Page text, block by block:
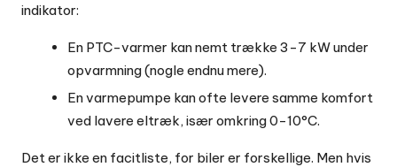
indikator:
En PTC-varmer kan nemt trække 3-7 kW under
opvarmning (nogle endnu mere).
En varmepumpe kan ofte levere samme komfort
ved lavere eltræk, især omkring 0-10°C.
Det er ikke en facitliste, for biler er forskellige. Men hvis